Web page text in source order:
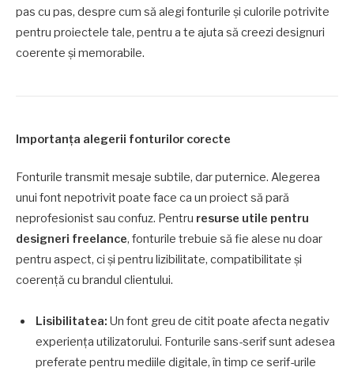
pas cu pas, despre cum să alegi fonturile și culorile potrivite
pentru proiectele tale, pentru a te ajuta să creezi designuri
coerente și memorabile.
Importanța alegerii fonturilor corecte
Fonturile transmit mesaje subtile, dar puternice. Alegerea
unui font nepotrivit poate face ca un proiect să pară
neprofesionist sau confuz. Pentru resurse utile pentru
designeri freelance, fonturile trebuie să fie alese nu doar
pentru aspect, ci și pentru lizibilitate, compatibilitate și
coerență cu brandul clientului.
Lisibilitatea: Un font greu de citit poate afecta negativ
experiența utilizatorului. Fonturile sans-serif sunt adesea
preferate pentru mediile digitale, în timp ce serif-urile